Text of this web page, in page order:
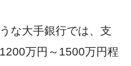
な大手銀行では、支
万円～1500万円程